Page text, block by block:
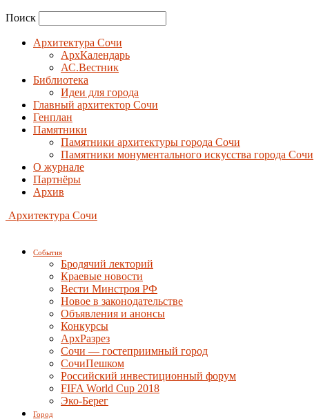
Поиск
Архитектура Сочи
АрхКалендарь
АС.Вестник
Библиотека
Идеи для города
Главный архитектор Сочи
Генплан
Памятники
Памятники архитектуры города Сочи
Памятники монументального искусства города Сочи
О журнале
Партнёры
Архив
Архитектура Сочи
События
Бродячий лекторий
Краевые новости
Вести Минстроя РФ
Новое в законодательстве
Объявления и анонсы
Конкурсы
АрхРазрез
Сочи — гостеприимный город
СочиПешком
Российский инвестиционный форум
FIFA World Cup 2018
Эко-Берег
Город